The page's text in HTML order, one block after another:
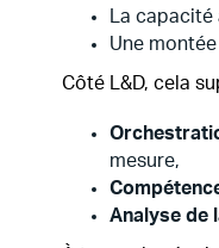
La
Une
Côté L&D, cela
mesure,
Analyse de